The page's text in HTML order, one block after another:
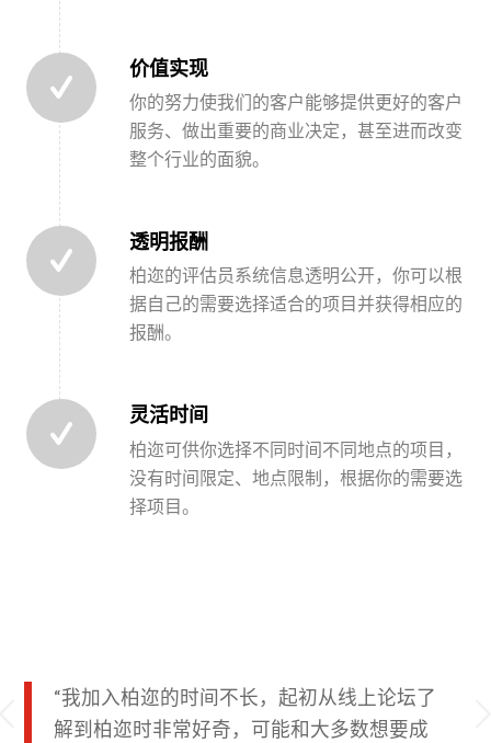
价值实现
你的努力使我们的客户能够提供更好的客户
服务、做出重要的商业决定，甚至进而改变
整个行业的面貌。
透明报酬
柏迩的评估员系统信息透明公开，你可以根
据自己的需要选择适合的项目并获得相应的
报酬。
灵活时间
柏迩可供你选择不同时间不同地点的项目，
没有时间限定、地点限制，根据你的需要选
择项目。
“我加入柏迩的时间不长，起初从线上论坛了
解到柏迩时非常好奇，可能和大多数想要成
下一页